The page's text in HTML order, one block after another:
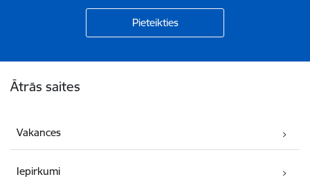
Ātrās saites
Vakances
Iepirkumi